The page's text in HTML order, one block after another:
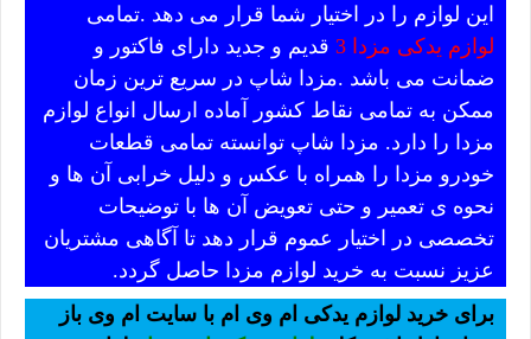
این لوازم را در اختیار شما قرار می دهد .تمامی
لوازم یدکی مزدا 3
قدیم و جدید دارای فاکتور و
ضمانت می باشد .مزدا شاپ در سریع ترین زمان
ممکن به تمامی نقاط کشور آماده ارسال انواع لوازم
مزدا را دارد. مزدا شاپ توانسته تمامی قطعات
خودرو مزدا را همراه با عکس و دلیل خرابی آن ها و
نحوه ی تعمیر و حتی تعویض آن ها با توضیحات
تخصصی در اختیار عموم قرار دهد تا آگاهی مشتریان
عزیز نسبت به خرید لوازم مزدا حاصل گردد.
برای خرید لوازم یدکی ام وی ام با سایت ام وی باز